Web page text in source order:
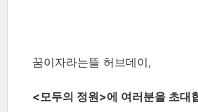
꿈이자라는뜰 허브데이,
<모두의 정원>에 여러분을 초대